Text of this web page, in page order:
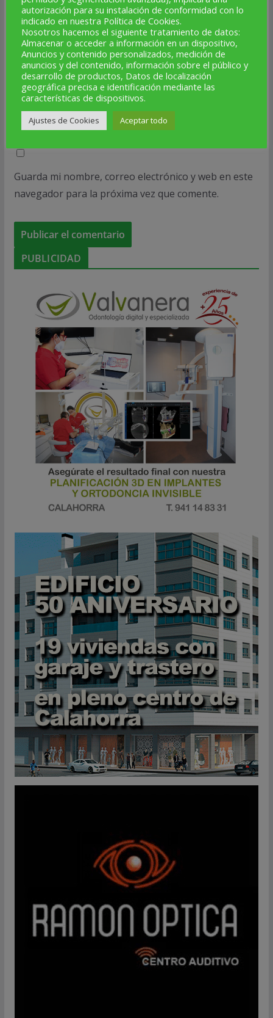
Correo electrónico*
Web
Guarda mi nombre, correo electrónico y web en este
navegador para la próxima vez que comente.
PUBLICIDAD
autorización para su instalación de conformidad con lo
indicado en nuestra Política de Cookies.
Nosotros hacemos el siguiente tratamiento de datos:
Almacenar o acceder a información en un dispositivo,
Anuncios y contenido personalizados, medición de
anuncios y del contenido, información sobre el público y
desarrollo de productos, Datos de localización
geográfica precisa e identificación mediante las
características de dispositivos.
Ajustes de Cookies Aceptar todo